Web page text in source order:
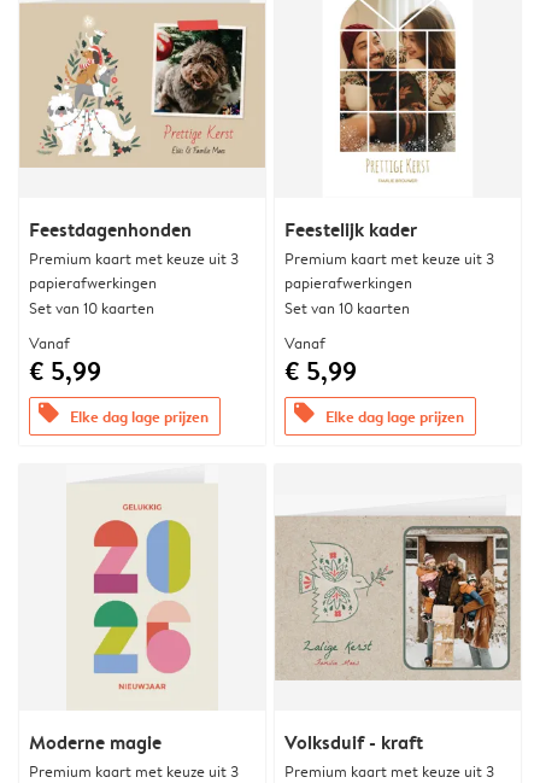
Feestdagenhonden
Premium kaart met keuze uit 3
papierafwerkingen
Set van 10 kaarten
Vanaf
€ 5,99
offers Elke dag lage prijzen
Feestelijk kader
Premium kaart met keuze uit 3
papierafwerkingen
Set van 10 kaarten
Vanaf
€ 5,99
offers Elke dag lage prijzen
Moderne magie
Premium kaart met keuze uit 3
Volksduif - kraft
Premium kaart met keuze uit 3